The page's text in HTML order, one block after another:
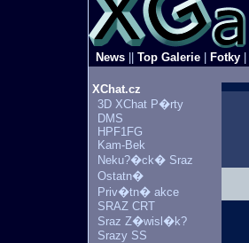
News Top Galerie Fotky
XChat.cz
3D XChat P�rty
DMS
HPF1FG
Kam-Bek
Neku?�ck� Sraz
Ostatn�
Priv�tn� akce
SRAZ CRT
Sraz Z�wisl�k?
Srazy SS